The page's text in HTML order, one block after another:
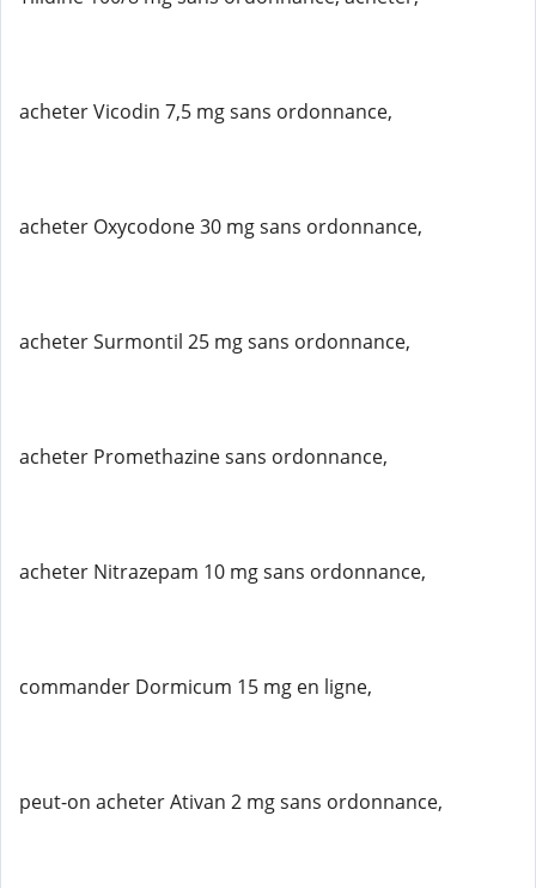
acheter Vicodin 7,5 mg sans ordonnance,
acheter Oxycodone 30 mg sans ordonnance,
acheter Surmontil 25 mg sans ordonnance,
acheter Promethazine sans ordonnance,
acheter Nitrazepam 10 mg sans ordonnance,
commander Dormicum 15 mg en ligne,
peut-on acheter Ativan 2 mg sans ordonnance,